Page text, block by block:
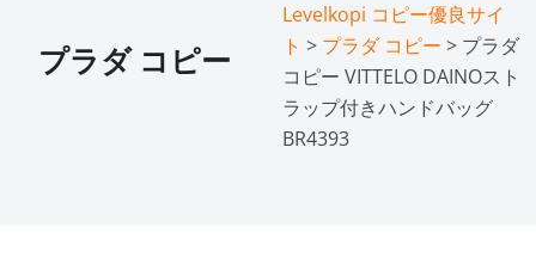
プラダ コピー
Levelkopi コピー優良サイ
ト > プラダ コピー > プラダ
コピー VITTELO DAINOスト
ラップ付きハンドバッグ
BR4393